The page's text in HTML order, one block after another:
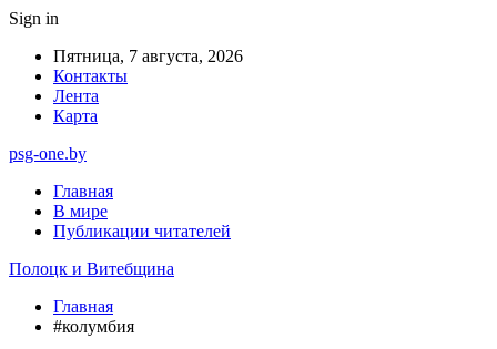
Sign in
Пятница, 7 августа, 2026
Контакты
Лента
Карта
psg-one.by
Главная
В мире
Публикации читателей
Полоцк и Витебщина
Главная
#колумбия